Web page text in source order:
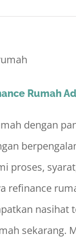
Rumah
dengan
proses,
refinance
nasihat
sekarang.